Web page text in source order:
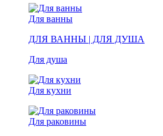
Для ванны
ДЛЯ ВАННЫ | ДЛЯ ДУША
Для душа
Для кухни
Для раковины